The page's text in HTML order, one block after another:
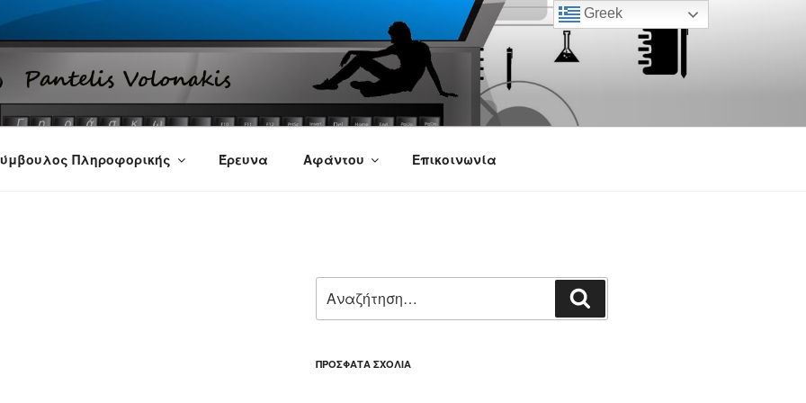
Πληροφορικής Έρευνα Αφάντου Επικοινωνία
για:
ΠΡΌΣΦΑΤΑ ΣΧΌΛΙΑ
Greek